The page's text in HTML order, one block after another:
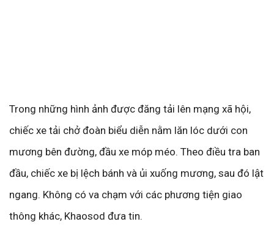
Trong những hình ảnh được đăng tải lên mạng xã hội,
chiếc xe tải chở đoàn biểu diễn nằm lăn lóc dưới con
mương bên đường, đầu xe móp méo. Theo điều tra ban
đầu, chiếc xe bị lệch bánh và ủi xuống mương, sau đó lật
ngang. Không có va chạm với các phương tiện giao
thông khác, Khaosod đưa tin.